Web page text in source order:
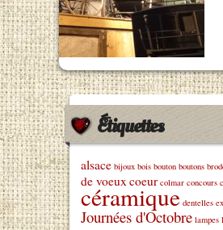
Étiquettes
alsace bijoux bois bouton boutons
de voeuxcoeur colmar concours
céramique dentelles
Journées d'Octobre lampes